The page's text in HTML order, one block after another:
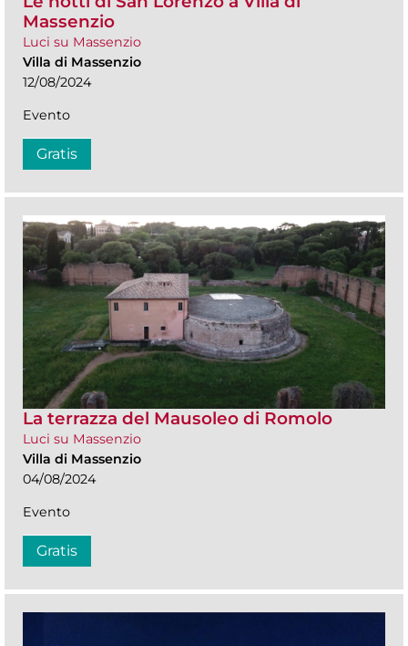
Massenzio
Luci su Massenzio
Villa di Massenzio
12/08/2024
Evento
Gratis
La terrazza del Mausoleo di Romolo
Luci su Massenzio
Villa di Massenzio
04/08/2024
Evento
Gratis